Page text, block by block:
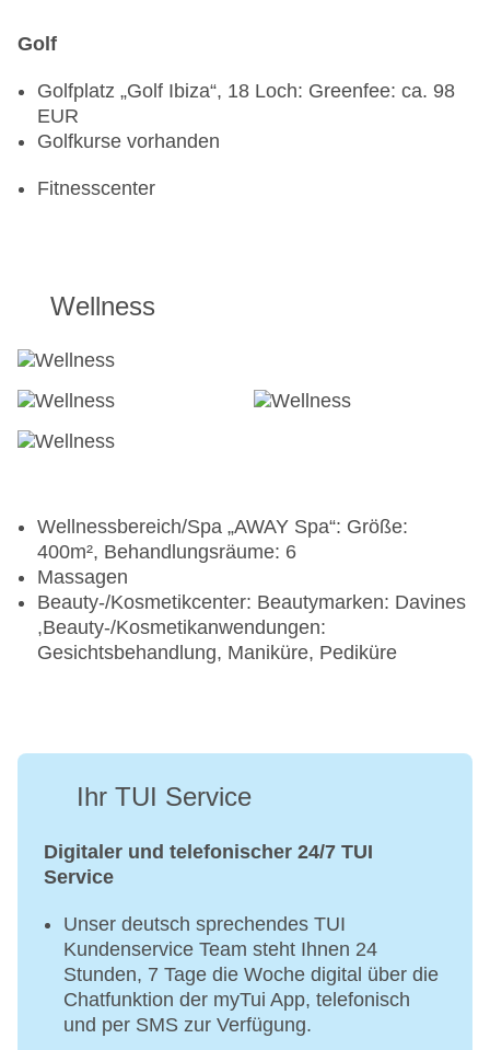
Golf
Golfplatz „Golf Ibiza“, 18 Loch: Greenfee: ca. 98
EUR
Golfkurse vorhanden
Fitnesscenter
Wellness
Wellnessbereich/Spa „AWAY Spa“: Größe:
400m², Behandlungsräume: 6
Massagen
Beauty-/Kosmetikcenter: Beautymarken: Davines
,Beauty-/Kosmetikanwendungen:
Gesichtsbehandlung, Maniküre, Pediküre
Ihr TUI Service
Digitaler und telefonischer 24/7 TUI
Service
Unser deutsch sprechendes TUI
Kundenservice Team steht Ihnen 24
Stunden, 7 Tage die Woche digital über die
Chatfunktion der myTui App, telefonisch
und per SMS zur Verfügung.